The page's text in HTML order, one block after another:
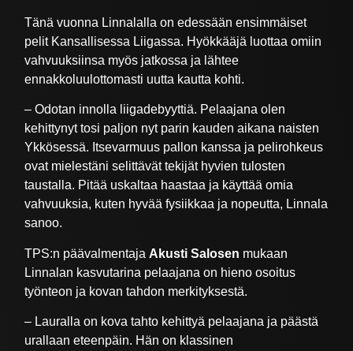
Tänä vuonna Linnalalla on edessään ensimmäiset
pelit Kansallisessa Liigassa. Hyökkääjä luottaa omiin
vahvuuksiinsa myös jatkossa ja lähtee
ennakkoluulottomasti uutta kautta kohti.
– Odotan innolla liigadebyyttiä. Pelaajana olen
kehittynyt tosi paljon nyt parin kauden aikana naisten
Ykkösessä. Itsevarmuus pallon kanssa ja pelirohkeus
ovat mielestäni selittävät tekijät hyvien tulosten
taustalla. Pitää uskaltaa haastaa ja käyttää omia
vahvuuksia, kuten hyvää fysiikkaa ja nopeutta, Linnala
sanoo.
TPS:n päävalmentaja Akusti Salosen mukaan
Linnalan kasvutarina pelaajana on hieno osoitus
työnteon ja kovan tahdon merkityksestä.
– Lauralla on kova tahto kehittyä pelaajana ja päästä
urallaan eteenpäin. Hän on klassinen